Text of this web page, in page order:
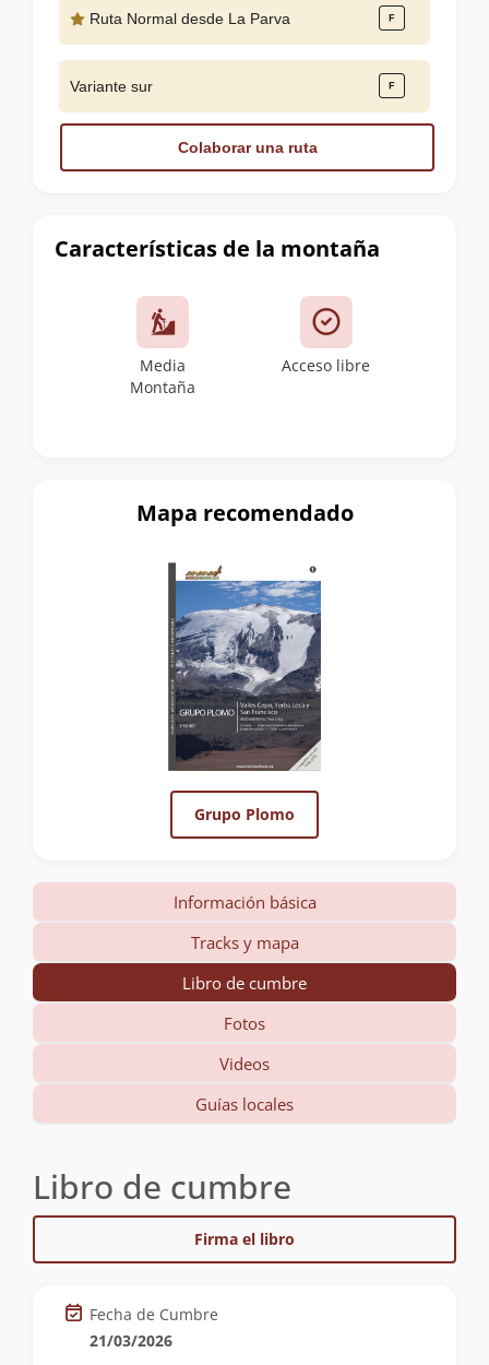
Características de la montaña
Media
Montaña
Acceso libre
Ruta Normal desde La Parva
Variante sur
Colaborar una ruta
Mapa recomendado
Grupo Plomo
Información básica
Tracks y mapa
Libro de cumbre
Fotos
Videos
Guías locales
Libro de cumbre
Firma el libro
Fecha de Cumbre
21/03/2026